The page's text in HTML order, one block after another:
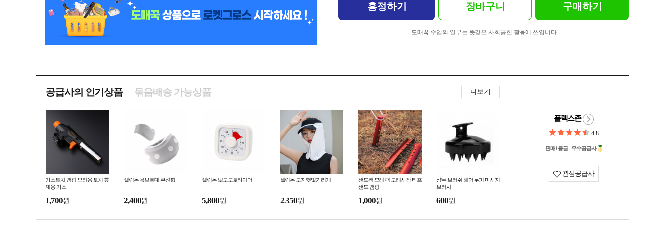
흥정하기 장바구니 구매하기
도매꾹 수입의 일부는 뜻깊은 사회공헌 활동에 쓰입니다
공급사의 인기상품 더보기
묶음배송 가능상품
가스토치 캠핑 요리용 토치 휴
대용 가스
1,700원
셀링온 목보호대 쿠션형
2,400원
셀링온 뽀모도로타이머
5,800원
셀링온 모자햇빛가리개
2,350원
샌드팩 모래 팩 모래사장 타프
샌드 캠핑
1,000원
샴푸 브러쉬 헤어 두피 마사지
브러시
600원
플렉스존
4.8
판매1등급 우수공급사
관심공급사